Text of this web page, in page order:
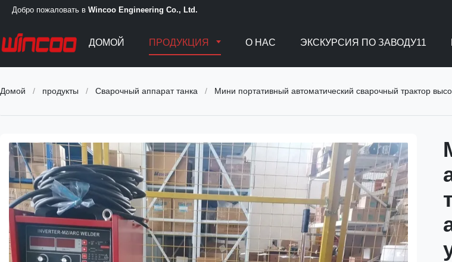
Добро пожаловать в Wincoo Engineering Co., Ltd.
ДОМОЙ ПРОДУКЦИЯ О НАС ЭКСКУРСИЯ ПО ЗАВОДУ11
Домой / продукты / Сварочный аппарат танка / Мини портативный автоматический сварочный трактор